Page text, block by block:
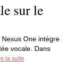
sur le
One intègre
vocale. Dans
la suite